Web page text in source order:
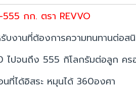
กก. ตรา REVVO
บงานที่ต้องการความทนทานต่อส
ปจนถึง 555 กิโลกรัมต่อลูก คร
ที่ได้อิสระ หมุนได้ 360องศา